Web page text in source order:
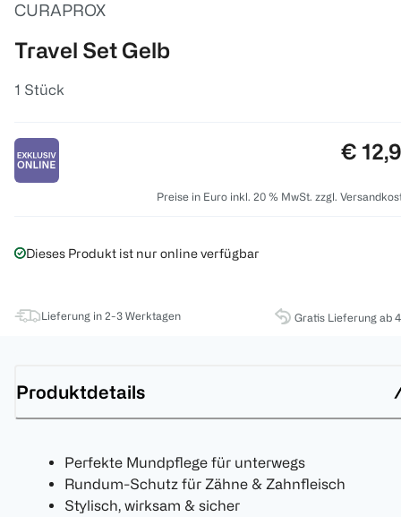
CURAPROX
Travel Set Gelb
1 Stück
Preis:
€
Preise in Euro inkl. 20 % MwSt. zzgl.
Dieses Produkt ist nur online verfügbar
Lieferung in 2-3 Werktagen Gratis Lieferung ab
Produktdetails
Perfekte Mundpflege für unterwegs
Rundum-Schutz für Zähne & Zahnfleisch
Stylisch, wirksam & sicher